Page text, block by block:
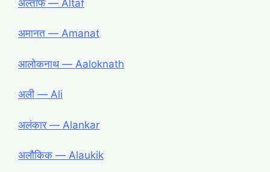
अल्ताफ ― Altaf
अमानत ― Amanat
आलोकनाथ ― Aaloknath
अली ― Ali
अलंकार ― Alankar
अलौकिक ― Alaukik